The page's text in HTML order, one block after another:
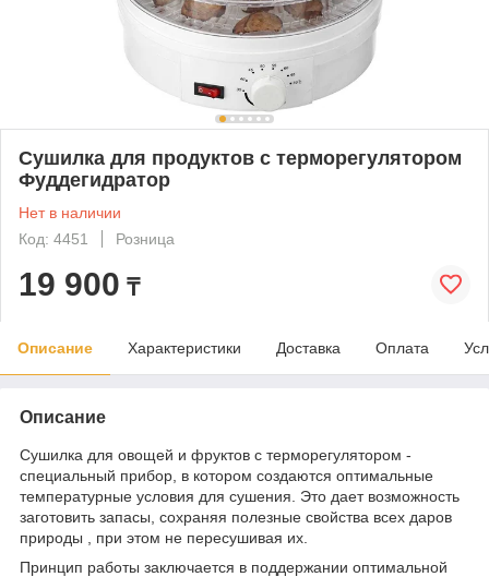
Сушилка для продуктов с терморегулятором
Фуддегидратор
Нет в наличии
Код: 4451
Розница
19 900 ₸
Описание Характеристики Доставка Оплата
Описание
Сушилка для овощей и фруктов с терморегулятором -
специальный прибор, в котором создаются оптимальные
температурные условия для сушения. Это дает возможность
заготовить запасы, сохраняя полезные свойства всех даров
природы , при этом не пересушивая их.
Принцип работы заключается в поддержании оптимальной